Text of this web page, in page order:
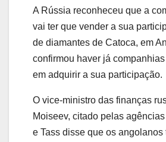
A Rússia reconheceu que a
vai ter que vender a sua
de diamantes de Catoca, em
confirmou haver já
em adquirir a sua participação.
O vice-ministro das finanças
Moiseev, citado pelas
e Tass disse que os angolanos